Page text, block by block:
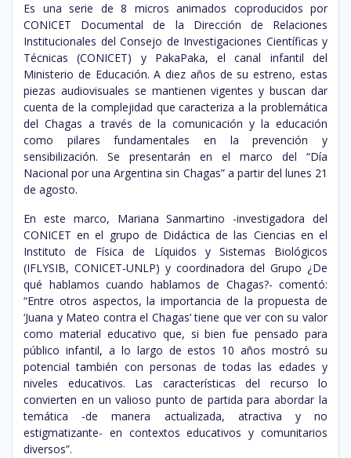
Es una serie de 8 micros animados coproducidos por
CONICET Documental de la Dirección de Relaciones
Institucionales del Consejo de Investigaciones Científicas y
Técnicas (CONICET) y PakaPaka, el canal infantil del
Ministerio de Educación. A diez años de su estreno, estas
piezas audiovisuales se mantienen vigentes y buscan dar
cuenta de la complejidad que caracteriza a la problemática
del Chagas a través de la comunicación y la educación
como pilares fundamentales en la prevención y
sensibilización. Se presentarán en el marco del “Día
Nacional por una Argentina sin Chagas” a partir del lunes 21
de agosto.
En este marco, Mariana Sanmartino -investigadora del
CONICET en el grupo de Didáctica de las Ciencias en el
Instituto de Física de Líquidos y Sistemas Biológicos
(IFLYSIB, CONICET-UNLP) y coordinadora del Grupo ¿De
qué hablamos cuando hablamos de Chagas?- comentó:
“Entre otros aspectos, la importancia de la propuesta de
‘Juana y Mateo contra el Chagas’ tiene que ver con su valor
como material educativo que, si bien fue pensado para
público infantil, a lo largo de estos 10 años mostró su
potencial también con personas de todas las edades y
niveles educativos. Las características del recurso lo
convierten en un valioso punto de partida para abordar la
temática -de manera actualizada, atractiva y no
estigmatizante- en contextos educativos y comunitarios
diversos”.